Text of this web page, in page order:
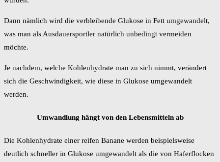
Dann nämlich wird die verbleibende Glukose in Fett umgewandelt,
was man als Ausdauersportler natürlich unbedingt vermeiden
möchte.
Je nachdem, welche Kohlenhydrate man zu sich nimmt, verändert
sich die Geschwindigkeit, wie diese in Glukose umgewandelt
werden.
Umwandlung hängt von den Lebensmitteln ab
Die Kohlenhydrate einer reifen Banane werden beispielsweise
deutlich schneller in Glukose umgewandelt als die von Haferflocken